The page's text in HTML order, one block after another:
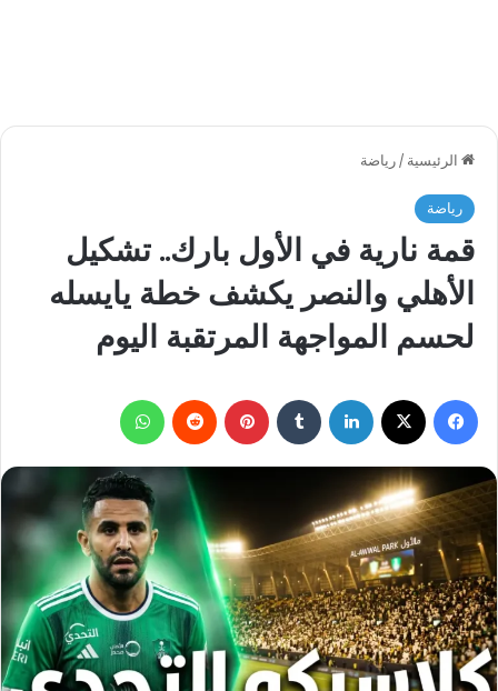
الرئيسية / رياضة
رياضة
قمة نارية في الأول بارك.. تشكيل
الأهلي والنصر يكشف خطة يايسله
لحسم المواجهة المرتقبة اليوم
فيسبوك لينكدإن بينتيريست